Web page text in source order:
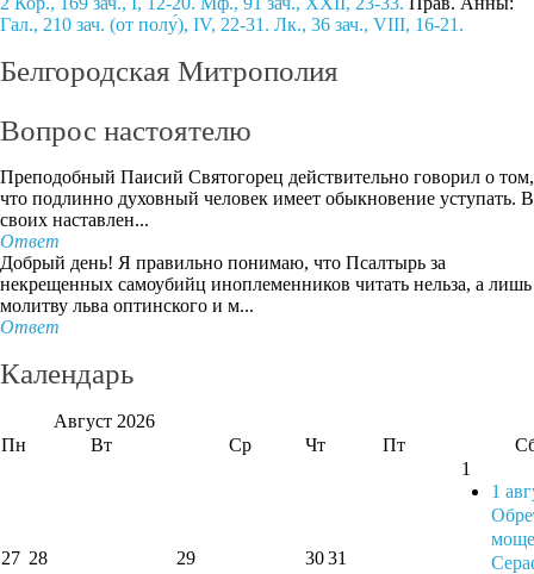
Гал., 210 зач. (от полу́), IV, 22-31. Лк., 36 зач., VIII, 16-21.
Белгородская Митрополия
Вопрос настоятелю
Преподобный Паисий Святогорец действительно говорил о том,
что подлинно духовный человек имеет обыкновение уступать. В
своих наставлен...
Ответ
Добрый день! Я правильно понимаю, что Псалтырь за
некрещенных самоубийц иноплеменников читать нельза, а лишь
молитву льва оптинского и м...
Ответ
Календарь
Август 2026
Пн
Вт Ср Чт Пт
27 28 29 3031
1
1